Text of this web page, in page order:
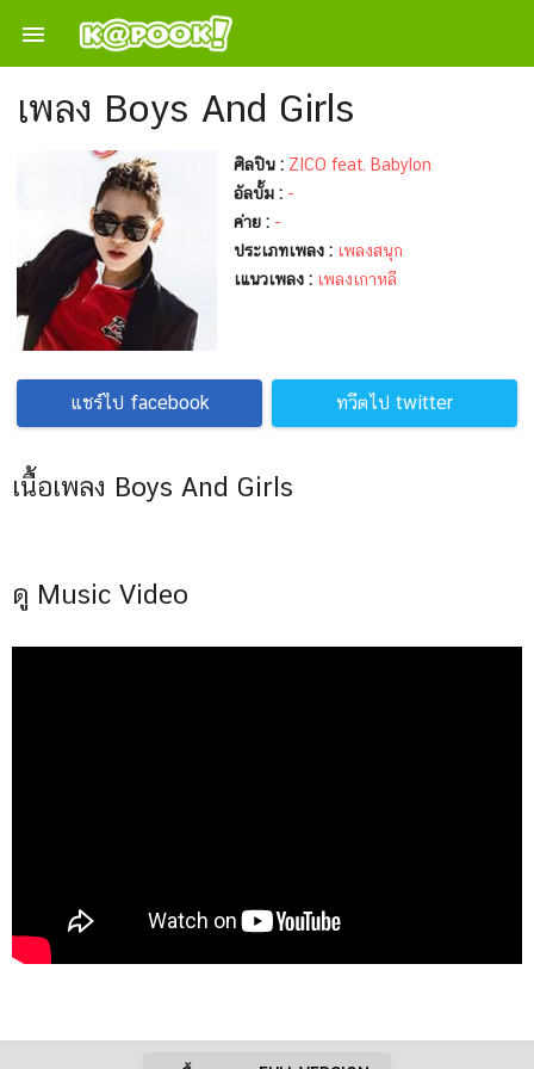

เพลง Boys And Girls
ศิลปิน : ZICO feat. Babylon
อัลบั้ม : -
ค่าย : -
ประเภทเพลง : เพลงสนุก
เแนวเพลง : เพลงเกาหลี
แชร์ไป facebook ทวีตไป twitter
เนื้อเพลง Boys And Girls
ดู Music Video